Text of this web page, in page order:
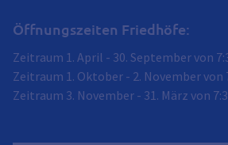
Öffnungszeiten Friedhöfe:
Zeitraum 1. April - 30. September von
Zeitraum 1. Oktober - 2. November von
Zeitraum 3. November - 31. März von